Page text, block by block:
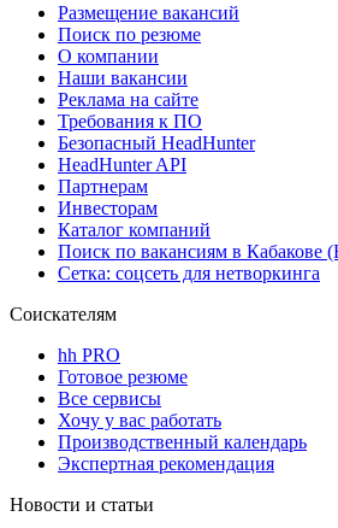
Размещение вакансий
Поиск по резюме
О компании
Наши вакансии
Реклама на сайте
Требования к ПО
Безопасный HeadHunter
HeadHunter API
Партнерам
Инвесторам
Каталог компаний
Поиск по вакансиям в Кабакове
Сетка: соцсеть для нетворкинга
Соискателям
hh PRO
Готовое резюме
Все сервисы
Хочу у вас работать
Производственный календарь
Экспертная рекомендация
Новости и статьи